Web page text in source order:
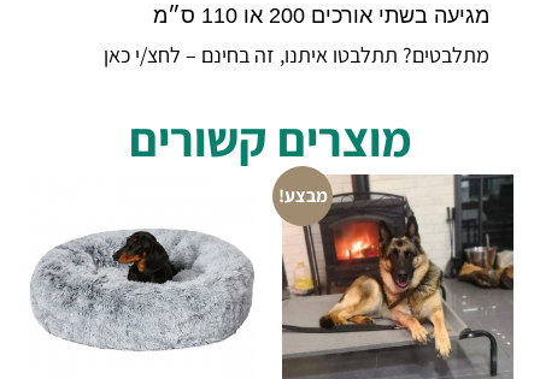
מגיעה בשתי אורכים 200 או 110 ס״מ
מתלבטים? תתלבטו איתנו, זה בחינם – לחצ/י כאן
מוצרים קשורים
מבצע!